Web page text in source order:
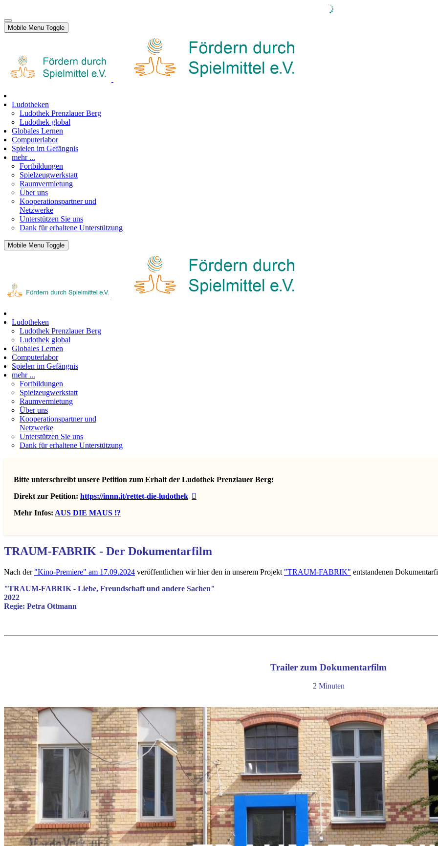
Mobile Menu Toggle
Ludotheken
Ludothek Prenzlauer Berg
Ludothek global
Globales Lernen
Computerlabor
Spielen im Gefängnis
mehr ...
Fortbildungen
Spielzeugwerkstatt
Raumvermietung
Über uns
Kooperationspartner und
Netzwerke
Unterstützen Sie uns
Dank für erhaltene Unterstützung
Mobile Menu Toggle
Ludotheken
Ludothek Prenzlauer Berg
Ludothek global
Globales Lernen
Computerlabor
Spielen im Gefängnis
mehr ...
Fortbildungen
Spielzeugwerkstatt
Raumvermietung
Über uns
Kooperationspartner und
Netzwerke
Unterstützen Sie uns
Dank für erhaltene Unterstützung
Bitte unterschreibt unsere Petition zum Erhalt der Ludothek Prenzlauer Berg:
Direkt zur Petition: https://innn.it/rettet-die-ludothek
Mehr Infos: AUS DIE MAUS !?
TRAUM-FABRIK - Der Dokumentarfilm
Nach der "Kino-Premiere" am 17.09.2024 veröffentlichen wir hier den in unserem Projekt "TRAUM-FABRIK" entstandenen
"TRAUM-FABRIK - Liebe, Freundschaft und andere Sachen"
2022
Regie: Petra Ottmann
Trailer zum Dokumentarfilm
2 Minuten